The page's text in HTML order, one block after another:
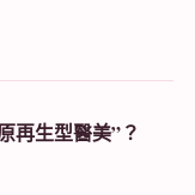
再生型醫美”？